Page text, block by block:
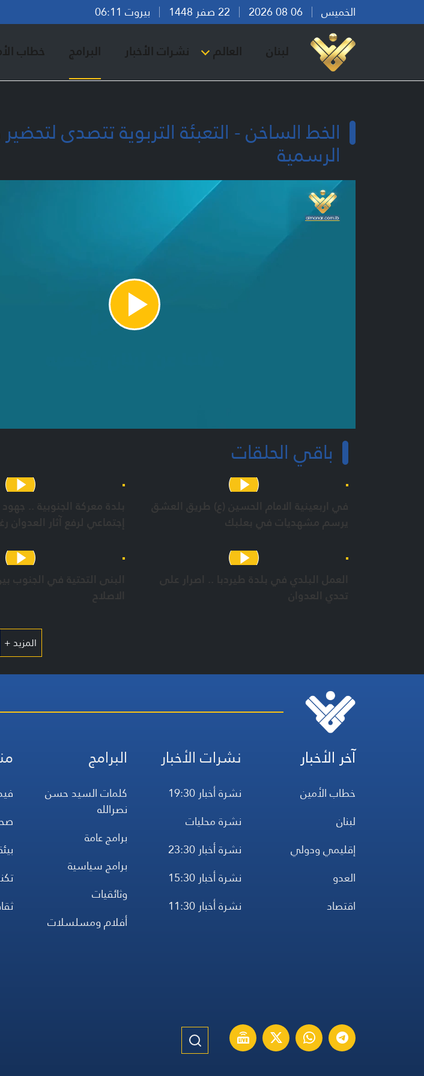
الخميس بيروت 06:11
لبنان العالم نشرات الأخبار البرامج خطاب
الخط الساخن - التعبئة التربوية تتصدى
الرسمية
Play
Video
باقي الحلقات
في اربعينية الامام الحسين (ع) طريق العشق
يرسم مشهديات في بعلبك
بلدة معركة الجنوبية .. جهود
إجتماعي لرفع آثار العدوان
العمل البلدي في بلدة طيردبا .. اصرار على
تحدي العدوان
البنى التحتية في الجنوب
الاصلاح
المزيد +
آخر الأخبار
خطاب الأمين
لبنان
إقليمي ودولي
العدو
اقتصاد
نشرات الأخبار
نشرة أخبار 19:30
نشرة محليات
نشرة أخبار 23:30
نشرة أخبار 15:30
نشرة أخبار 11:30
البرامج
كلمات السيد حسن
نصرالله
برامج عامة
برامج سياسية
وثائقيات
أفلام ومسلسلات